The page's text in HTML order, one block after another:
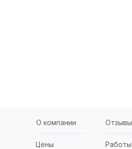
О компании Отзывы
Работы
Цены